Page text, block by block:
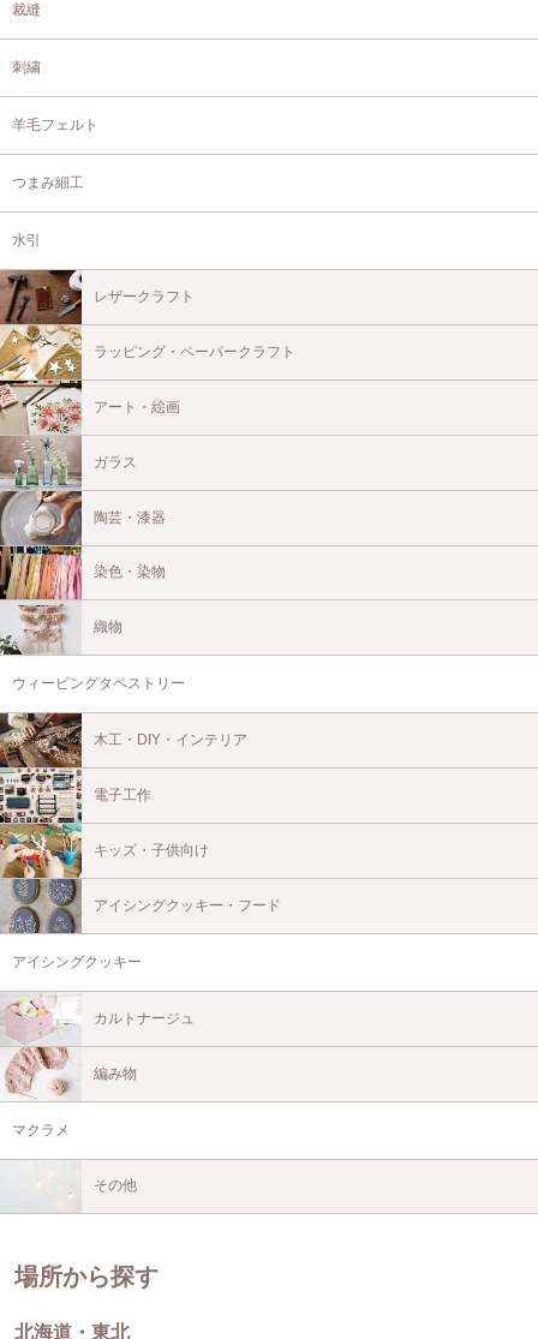
裁縫
刺繍
羊毛フェルト
つまみ細工
水引
レザークラフト
ラッピング・ペーパークラフト
アート・絵画
ガラス
陶芸・漆器
染色・染物
織物
ウィービングタペストリー
木工・DIY・インテリア
電子工作
キッズ・子供向け
アイシングクッキー・フード
アイシングクッキー
カルトナージュ
編み物
マクラメ
その他
場所から探す
北海道・東北